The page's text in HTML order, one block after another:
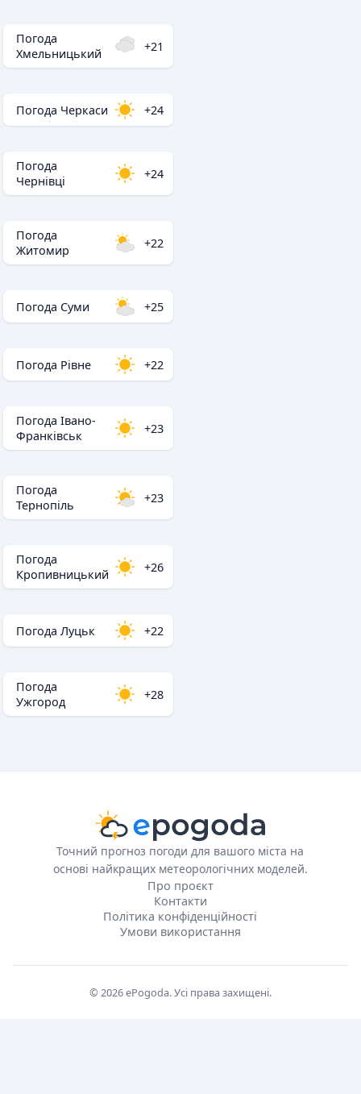
Погода
Хмельницький
+21
Погода Черкаси +24
Погода
Чернівці
+24
Погода
Житомир
+22
Погода Суми +25
Погода Рівне +22
Погода Івано-
Франківськ
+23
Погода
Тернопіль
+23
Погода
Кропивницький
+26
Погода Луцьк +22
Погода
Ужгород
+28
Точний прогноз погоди для вашого міста на
основі найкращих метеорологічних моделей.
Про проєкт
Контакти
Політика конфіденційності
Умови використання
© 2026 ePogoda. Усі права захищені.